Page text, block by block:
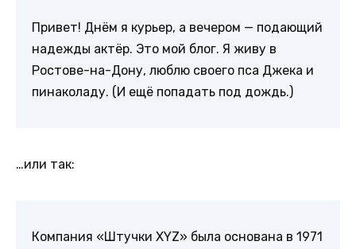
Привет! Днём я курьер, а вечером — подающий
надежды актёр. Это мой блог. Я живу в
Ростове-на-Дону, люблю своего пса Джека и
пинаколаду. (И ещё попадать под дождь.)
…или так:
Компания «Штучки XYZ» была основана в 1971